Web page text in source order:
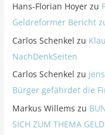
Hans-Florian Hoyer zu
Geldreformer Bericht
Carlos Schenkel zu
NachDenkSeiten
Carlos Schenkel zu
Bürger gefährdet die
Markus Willems zu
SICH ZUM THEMA